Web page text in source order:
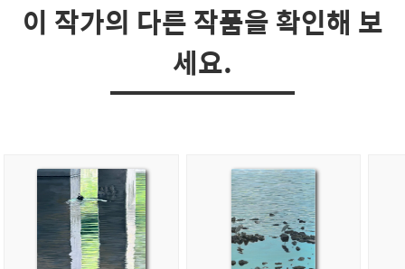
이 작가의 다른 작품을 확인해 보
세요.